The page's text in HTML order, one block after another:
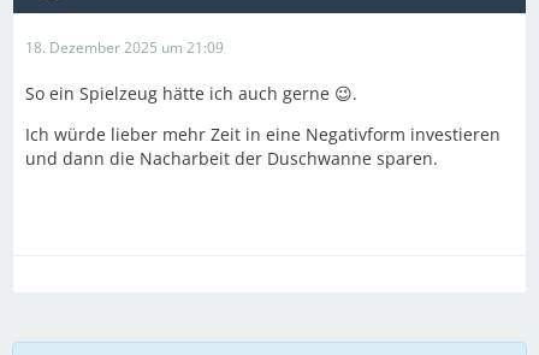
18. Dezember 2025 um 21:09
So ein Spielzeug hätte ich auch gerne 😉.
Ich würde lieber mehr Zeit in eine Negativform investieren
und dann die Nacharbeit der Duschwanne sparen.